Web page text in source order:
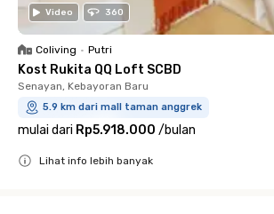
Video 360
Coliving • Putri
Kost Rukita QQ Loft SCBD
Senayan, Kebayoran Baru
5.9 km dari mall taman anggrek
mulai dari Rp5.918.000 /bulan
Lihat info lebih banyak